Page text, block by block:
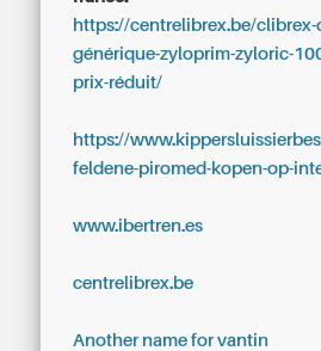
https://centrelibrex.be/clibrex-
générique-zyloprim-zyloric-
prix-réduit/
https://
feldene-piromed-kopen-op-
www.ibertren.es
centrelibrex.be
Another name for vantin